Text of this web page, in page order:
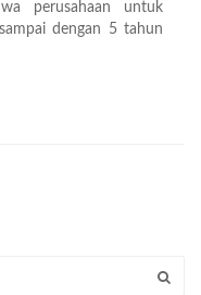
perusahaan untuk
dengan 5 tahun